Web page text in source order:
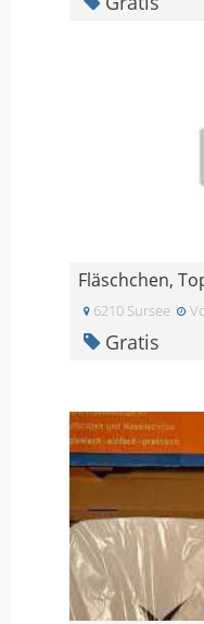
Fläschchen,
6210 Sursee
Gratis